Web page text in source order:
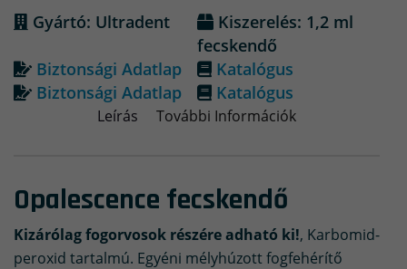
Gyártó: Ultradent
Kiszerelés: 1,2 ml
fecskendő
Biztonsági Adatlap
Katalógus
Biztonsági Adatlap
Katalógus
Leírás További Információk
Opalescence fecskendő
Kizárólag fogorvosok részére adható ki!, Karbomid-
peroxid tartalmú. Egyéni mélyhúzott fogfehérítő